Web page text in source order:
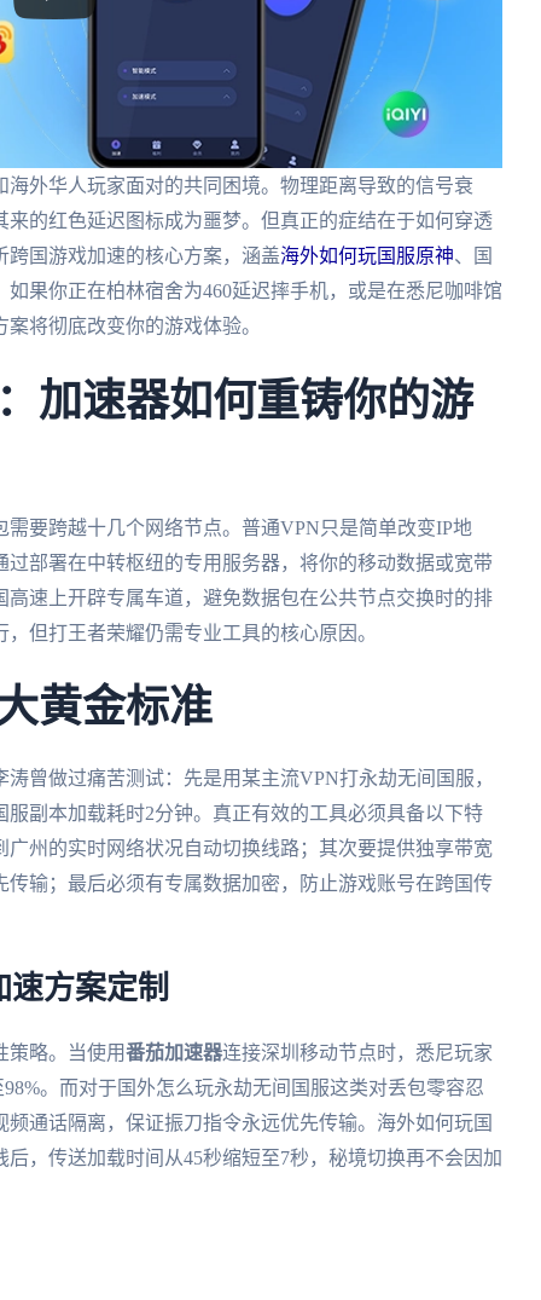
外华人玩家面对的共同困境。物理距离导致的信号衰
的红色延迟图标成为噩梦。但真正的症结在于如何穿透
国游戏加速的核心方案，涵盖海外如何玩国服原神、国
果你正在柏林宿舍为460延迟摔手机，或是在悉尼咖啡馆
将彻底改变你的游戏体验。
加速器如何重铸你的游
要跨越十几个网络节点。普通VPN只是简单改变IP地
部署在中转枢纽的专用服务器，将你的移动数据或宽带
速上开辟专属车道，避免数据包在公共节点交换时的排
但打王者荣耀仍需专业工具的核心原因。
黄金标准
曾做过痛苦测试：先是用某主流VPN打永劫无间国服，
副本加载耗时2分钟。真正有效的工具必须具备以下特
州的实时网络状况自动切换线路；其次要提供独享带宽
输；最后必须有专属数据加密，防止游戏账号在跨国传
方案定制
策略。当使用番茄加速器连接深圳移动节点时，悉尼玩家
。而对于国外怎么玩永劫无间国服这类对丢包零容忍
通话隔离，保证振刀指令永远优先传输。海外如何玩国
，传送加载时间从45秒缩短至7秒，秘境切换再不会因加